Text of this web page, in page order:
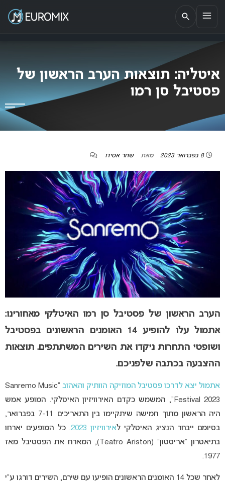
EUROMIX
אתר הבית של האירוויזיון בישראל
איטליה: תוצאות הערב הראשון של
פסטיבל סן רמו
8 בפברואר 2023 מאת שחר אסידו
הערב הראשון של פסטיבל סן רמו האיטלקי מאחורינו:
אתמול עלו להופיע 14 האומנים הראשונים בפסטיבל
ושופטי התחרות ניקדו את השירים המשתתפים. תוצאות
ההצבעה בכתבה שלפניכם.
אתמול יצא לדרכו פסטיבל המוזיקה הוותיק והאהוב “Sanremo Music
Festival 2023”, המשמש כקדם האירוויזיון האיטלקי. המופע אמש
היה הראשון מתוך חמישה שיתקיימו בין התאריכים 7-11 בפברואר,
בסיומם ייבחר הנציג האיטלקי לאירוויזיון 2023
. כל המופעים יארחו
בתיאטרון “אריסטון” (Teatro Ariston), המארח את הפסטיבל מאז
1977.
לאחר שכל 14 האומנים הראשונים הופיעו עם שירם, השירים דורגו ע”י